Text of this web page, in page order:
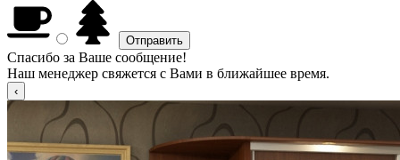
Спасибо за Ваше сообщение!
Наш менеджер свяжется с Вами в ближайшее время.